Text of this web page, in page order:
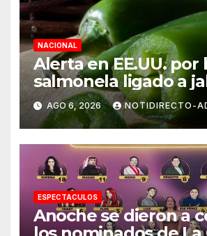
NACIONAL
Alerta en EE.UU.
salmonela ligado a
mexicanos; reportan
casos
AGO 6, 2026 NOTIDIRECTO-
ESPECTACULOS
Anoche se dieron a